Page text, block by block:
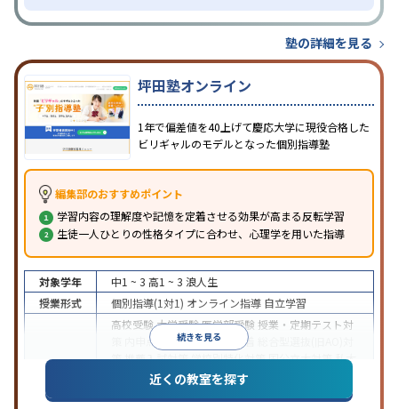
塾の詳細を見る
坪田塾オンライン
1年で偏差値を40上げて慶応大学に現役合格した
ビリギャルのモデルとなった個別指導塾
編集部のおすすめポイント
学習内容の理解度や記憶を定着させる効果が高まる反転学習
生徒一人ひとりの性格タイプに合わせ、心理学を用いた指導
続きを見る
対象学年 中1 ~ 3 高1 ~ 3 浪人生
授業形式
個別指導(1対1) オンライン指導 自立学習
高校受験大学受験医学部受験 授業・定期テスト対
内申点対策学習習慣の定着
策推薦入試対策学校別特化対策国公立大対策私大
共通テスト対策英検(英語検定)対策
その
近くの教室を探す